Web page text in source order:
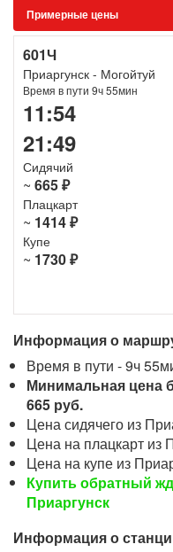
Примерные цены
601Ч
Приаргунск - Могойтуй
Время в пути 9ч 55мин
11:54
21:49
Сидячий
~ 665 ₽
Плацкарт
~ 1414 ₽
Купе
~ 1730 ₽
Информация о
Время в пути - 9ч
Минимальная цена
665 руб.
Цена сидячего из
Цена на плацкарт из
Цена на купе из
Купить обратный
Приаргунск
Информация о